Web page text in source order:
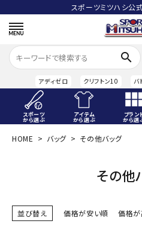
スポーツミツハシ公
search
アディゼロ クリフトン10 バ
スポーツ
から選ぶ
アイテム
から選ぶ
ブラン
から選
ACCOUNT MENU
person 会員登録
スポーツから選ぶ
HOME バッグ その他バッグ
その他
並び替え 価格が安い順 価格